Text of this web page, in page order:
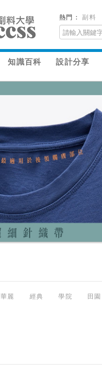
熱門：副料
知識百科 設計分享
華麗 經典 學院 田園